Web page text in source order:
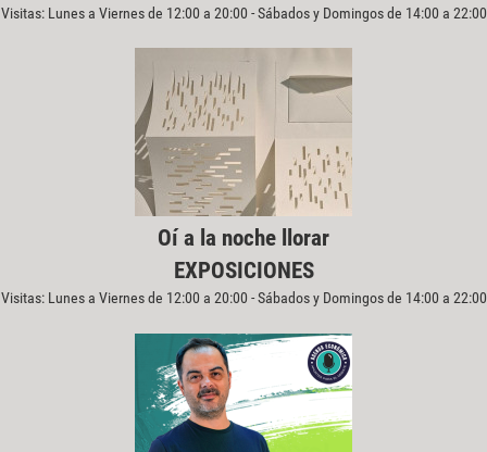
Visitas: Lunes a Viernes de 12:00 a 20:00 - Sábados y Domingos de 14:00 a 22:00
Oí a la noche llorar
EXPOSICIONES
Visitas: Lunes a Viernes de 12:00 a 20:00 - Sábados y Domingos de 14:00 a 22:00